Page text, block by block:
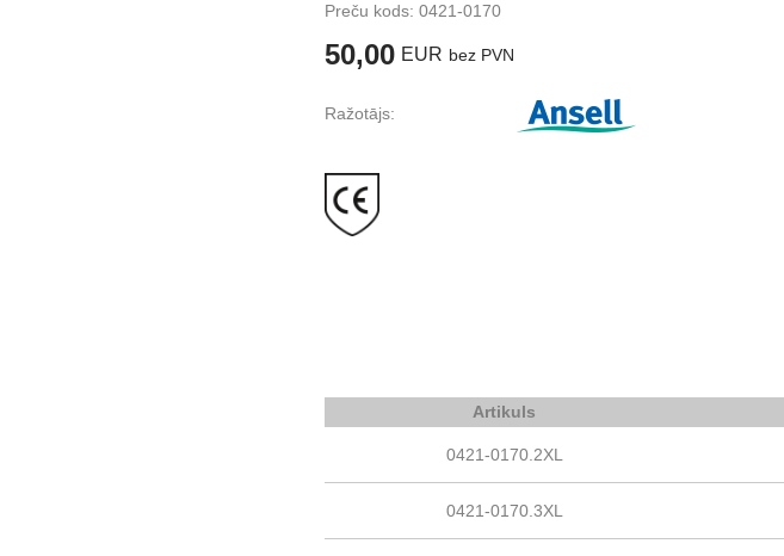
Preču kods: 0421-0170
50,00 EUR bez PVN
Ražotājs:
Artikuls
0421-0170.2XL
0421-0170.3XL